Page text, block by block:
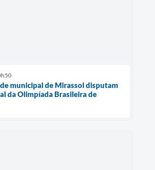
municipal de Mirassol disputam
da Olimpíada Brasileira de